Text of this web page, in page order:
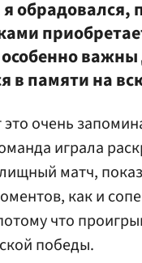
обрадовался,
особенно
в памяти на
это очень
играла
матч,
как и
что
победы.